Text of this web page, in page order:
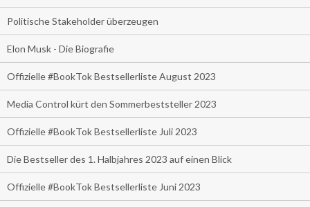
Politische Stakeholder überzeugen
Elon Musk - Die Biografie
Offizielle #BookTok Bestsellerliste August 2023
Media Control kürt den Sommerbeststeller 2023
Offizielle #BookTok Bestsellerliste Juli 2023
Die Bestseller des 1. Halbjahres 2023 auf einen Blick
Offizielle #BookTok Bestsellerliste Juni 2023